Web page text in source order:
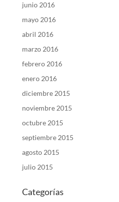
junio 2016
mayo 2016
abril 2016
marzo 2016
febrero 2016
enero 2016
diciembre 2015
noviembre 2015
octubre 2015
septiembre 2015
agosto 2015
julio 2015
Categorías